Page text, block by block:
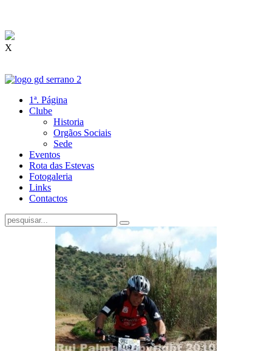
X
1ª. Página
Clube
Historia
Orgãos Sociais
Sede
Eventos
Rota das Estevas
Fotogaleria
Links
Contactos